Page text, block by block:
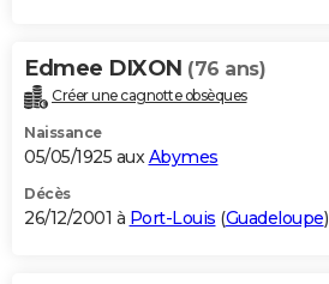
Edmee DIXON (76 ans)
Créer une cagnotte obsèques
Naissance
05/05/1925 auxAbymes
Décès
26/12/2001 à Port-Louis (Guadeloupe)